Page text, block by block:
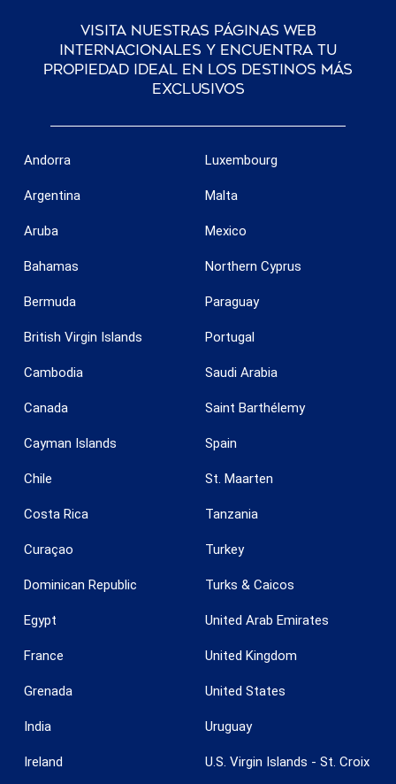
Visita nuestras páginas web
internacionales y encuentra tu
propiedad ideal en los destinos más
exclusivos
Andorra
Argentina
Aruba
Bahamas
Bermuda
British Virgin Islands
Cambodia
Canada
Cayman Islands
Chile
Costa Rica
Curaçao
Dominican Republic
Egypt
France
Grenada
India
Ireland
Luxembourg
Malta
Mexico
Northern Cyprus
Paraguay
Portugal
Saudi Arabia
Saint Barthélemy
Spain
St. Maarten
Tanzania
Turkey
Turks & Caicos
United Arab Emirates
United Kingdom
United States
Uruguay
U.S. Virgin Islands - St. Croix
Aceptar todas